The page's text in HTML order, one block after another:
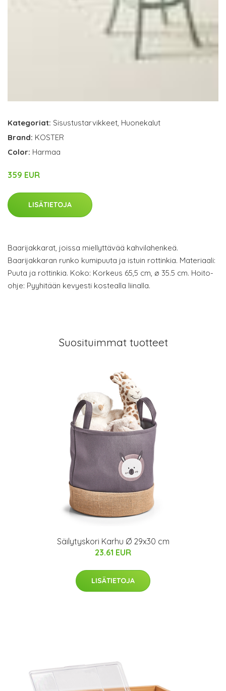
Kategoriat: Sisustustarvikkeet, Huonekalut
Brand: KOSTER
Color: Harmaa
359 EUR
LISÄTIETOJA
Baarijakkarat, joissa miellyttävää kahvilahenkeä.
Baarijakkaran runko kumipuuta ja istuin rottinkia. Materiaali:
Puuta ja rottinkia. Koko: Korkeus 65,5 cm, ø 35.5 cm. Hoito-
ohje: Pyyhitään kevyesti kostealla liinalla.
Suosituimmat tuotteet
Säilytyskori Karhu Ø 29x30 cm
23.61 EUR
LISÄTIETOJA